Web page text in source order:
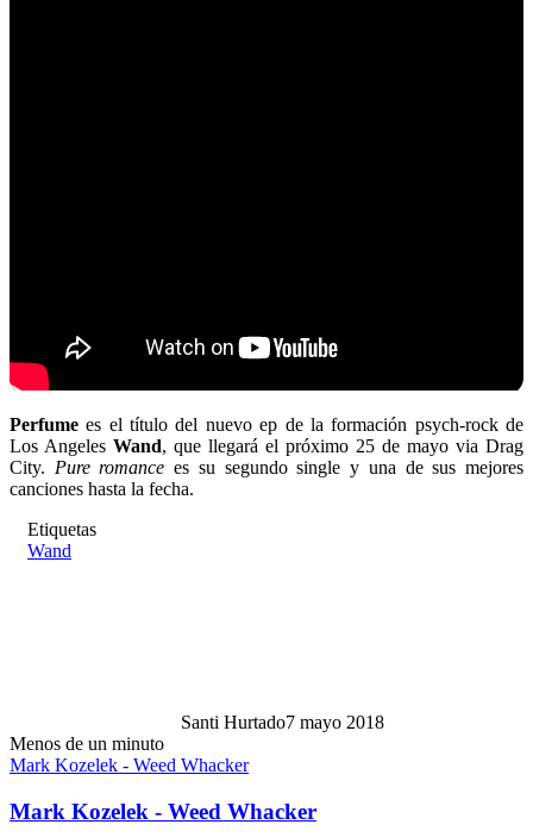
Perfume es el título del nuevo ep de la formación psych-rock de
Los Angeles Wand, que llegará el próximo 25 de mayo via Drag
City. Pure romance es su segundo single y una de sus mejores
canciones hasta la fecha.
Etiquetas
Wand
Santi Hurtado7 mayo 2018
Menos de un minuto
Mark Kozelek - Weed Whacker
Mark Kozelek - Weed Whacker